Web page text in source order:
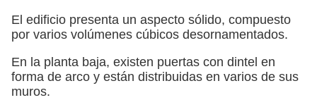
El edificio presenta un aspecto sólido, compuesto
por varios volúmenes cúbicos desornamentados.
En la planta baja, existen puertas con dintel en
forma de arco y están distribuidas en varios de sus
muros.